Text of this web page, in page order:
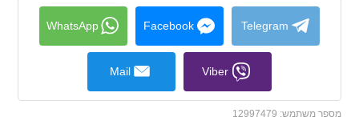
collapse
contents
Telegram
Facebook
WhatsApp
Viber
Mail
מספר משתמש: 12997479